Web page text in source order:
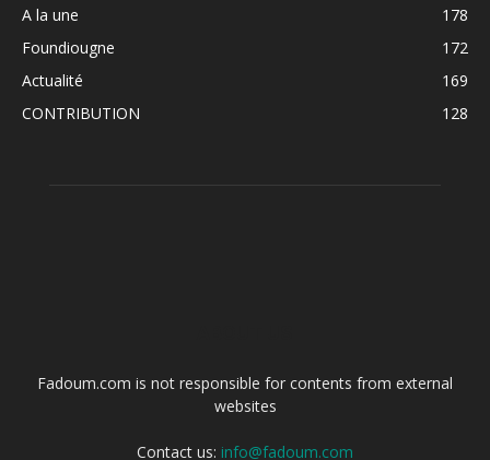
A la une
178
Foundiougne
172
Actualité
169
CONTRIBUTION
128
Fadoum.com is not responsible for contents from external
websites
Contact us: info@fadoum.com